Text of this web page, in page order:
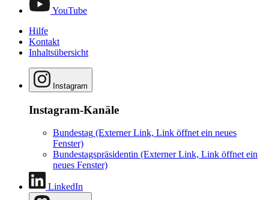
YouTube
Hilfe
Kontakt
Inhaltsübersicht
Instagram
Instagram-Kanäle
Bundestag (Externer Link, Link öffnet ein neues
Fenster)
Bundestagspräsidentin (Externer Link, Link öffnet ein
neues Fenster)
LinkedIn